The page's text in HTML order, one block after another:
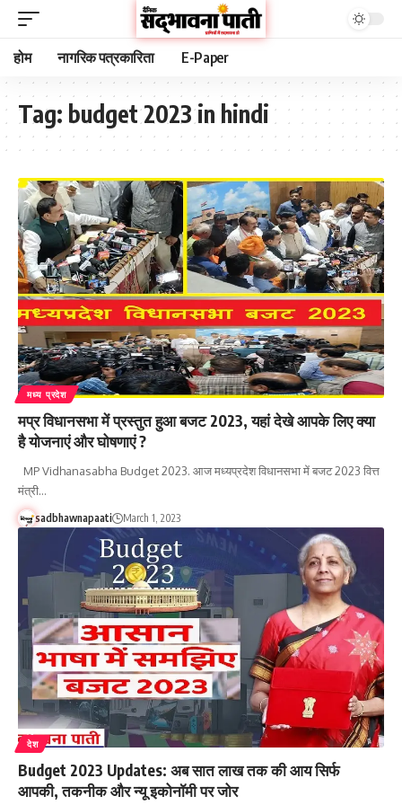
होम नागरिक पत्रकारिता E-Paper
Tag: budget 2023 in hindi
मध्य प्रदेश
मप्र विधानसभा में प्रस्तुत हुआ बजट 2023, यहां देखे आपके लिए क्या
है योजनाएं और घोषणाएं ?
MP Vidhanasabha Budget 2023. आज मध्यप्रदेश विधानसभा में बजट 2023 वित्त
मंत्री…
sadbhawnapaati March 1, 2023
देश
Budget 2023 Updates: अब सात लाख तक की आय सिर्फ
आपकी, तकनीक और न्यू इकोनॉमी पर जोर